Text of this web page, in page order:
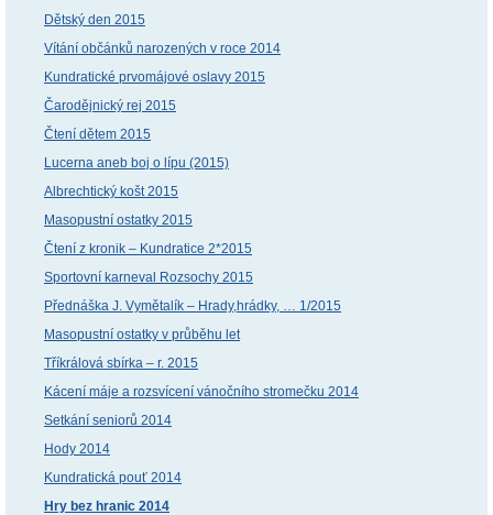
Dětský den 2015
Vítání občánků narozených v roce 2014
Kundratické prvomájové oslavy 2015
Čarodějnický rej 2015
Čtení dětem 2015
Lucerna aneb boj o lípu (2015)
Albrechtický košt 2015
Masopustní ostatky 2015
Čtení z kronik – Kundratice 2*2015
Sportovní karneval Rozsochy 2015
Přednáška J. Vymětalík – Hrady,hrádky, … 1/2015
Masopustní ostatky v průběhu let
Tříkrálová sbírka – r. 2015
Kácení máje a rozsvícení vánočního stromečku 2014
Setkání seniorů 2014
Hody 2014
Kundratická pouť 2014
Hry bez hranic 2014